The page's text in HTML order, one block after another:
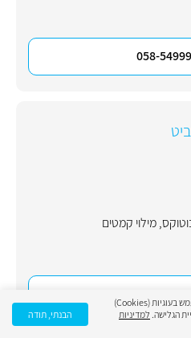
058-
,מילוי קמטים
האתר משתמש בעוגיות (Cookies)
הגלישה. למדיניות
הבנתי, תודה